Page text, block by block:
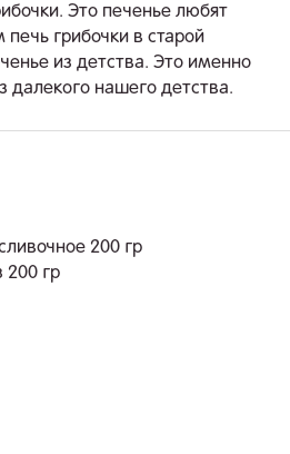
Это печенье любят
грибочки в старой
из детства. Это именно
далекого нашего детства.
200 гр
200 гр